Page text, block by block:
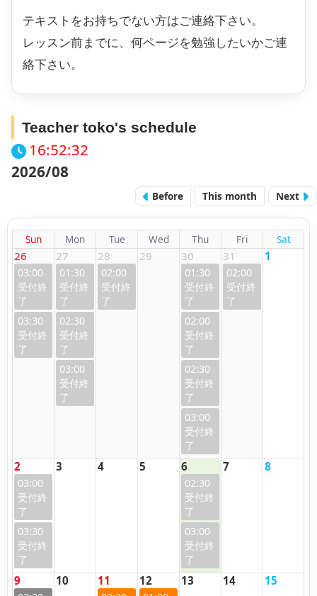
テキストをお持ちでない方はご連絡下さい。
レッスン前までに、何ページを勉強したいかご連
絡下さい。
Teacher toko's schedule
16:52:32
2026/08
Before This month Next
Sun Mon Tue Wed Thu Fri Sat
26
03:00
03:30
27
01:30
02:30
03:00
28
02:00
29 30
01:30
02:00
02:30
03:00
31
02:00
1
2
03:00
03:30
3 4 5 6
02:30
03:00
7 8
9 10 11 12 13 14 15